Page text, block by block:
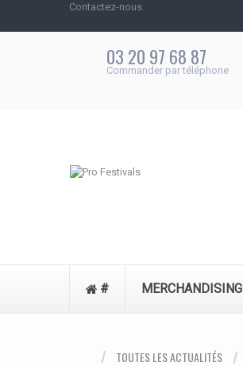
Contactez-nous
03 20 97 68 87
Commander par téléphone
# MERCHANDISING
TOUTES LES ACTUALITÉS